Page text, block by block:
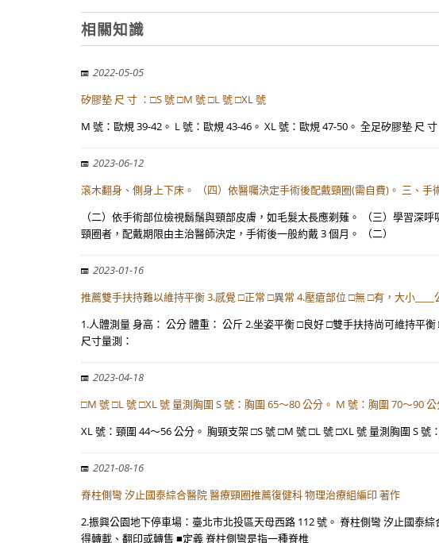
相關知識
2022-05-05
矽膠墊 尺 寸 ：□S 號 □M 號 □L 號 □XL 號
M 號：歐規 39-42。 L 號：歐規 43-46。 XL 號：歐規 47-50。 全足矽膠墊 尺
2023-06-12
滾木翻身、側身上下床。 （四）依醫囑決定手術後配戴頸圈(需自費)。 三、
（二）依手術部位檢視鬍鬚與頸部皮膚，如毛髮太長應剃薙。 （三）學習深
頸圈者，配戴期限由主治醫師決定，手術後一般約戴 3 個月。 （二）
2023-01-16
推薦雙手扶持難以維持平衡 3.感覺 □正常 □異常 4.壓瘡部位 □無 □有，大小____公
1.人體測量 身高： 公分 體重： 公斤 2.坐姿平衡 □良好 □雙手扶持尚可維持平
尺寸量測：
2023-04-18
□M 號 □L 號 □XL 號 量測胸圍 S 號：胸圍 65～80 公分。 M 號：胸圍 70～90
XL 號：頸圍 44～56 公分。 胸頸支架 □S 號 □M 號 □L 號 □XL 號 量測胸圍 S
2021-08-16
脊柱側彎 汐止國泰綜合醫院 醫療頸圈推薦復健科 物理治療組編印 著作
2.振興公園地下停車場：臺北市北投區天母西路 112 號。 脊柱側彎 汐止國泰
得轉載、翻印或轉售 ■定義 脊柱側彎是指一種脊椎